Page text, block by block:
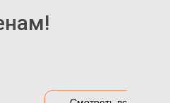
Акция на полировку
Оклейка